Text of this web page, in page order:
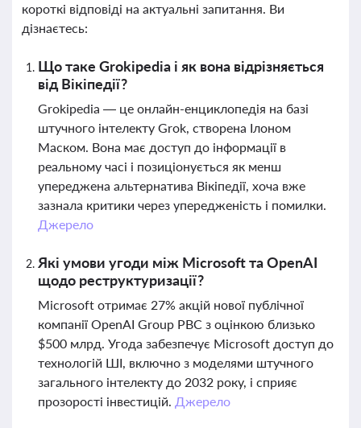
короткі відповіді на актуальні запитання. Ви
дізнаєтесь:
Що таке Grokipedia і як вона відрізняється
від Вікіпедії?
Grokipedia — це онлайн-енциклопедія на базі
штучного інтелекту Grok, створена Ілоном
Маском. Вона має доступ до інформації в
реальному часі і позиціонується як менш
упереджена альтернатива Вікіпедії, хоча вже
зазнала критики через упередженість і помилки.
Джерело
Які умови угоди між Microsoft та OpenAI
щодо реструктуризації?
Microsoft отримає 27% акцій нової публічної
компанії OpenAI Group PBC з оцінкою близько
$500 млрд. Угода забезпечує Microsoft доступ до
технологій ШІ, включно з моделями штучного
загального інтелекту до 2032 року, і сприяє
прозорості інвестицій. Джерело